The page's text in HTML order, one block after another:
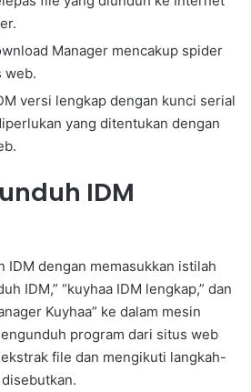
Manager mencakup spider
web.
versi lengkap dengan kunci serial
yang ditentukan dengan
IDM
IDM dengan memasukkan istilah
IDM,” “kuyhaa IDM lengkap,” dan
Kuyhaa” ke dalam mesin
program dari situs web
file dan mengikuti langkah-